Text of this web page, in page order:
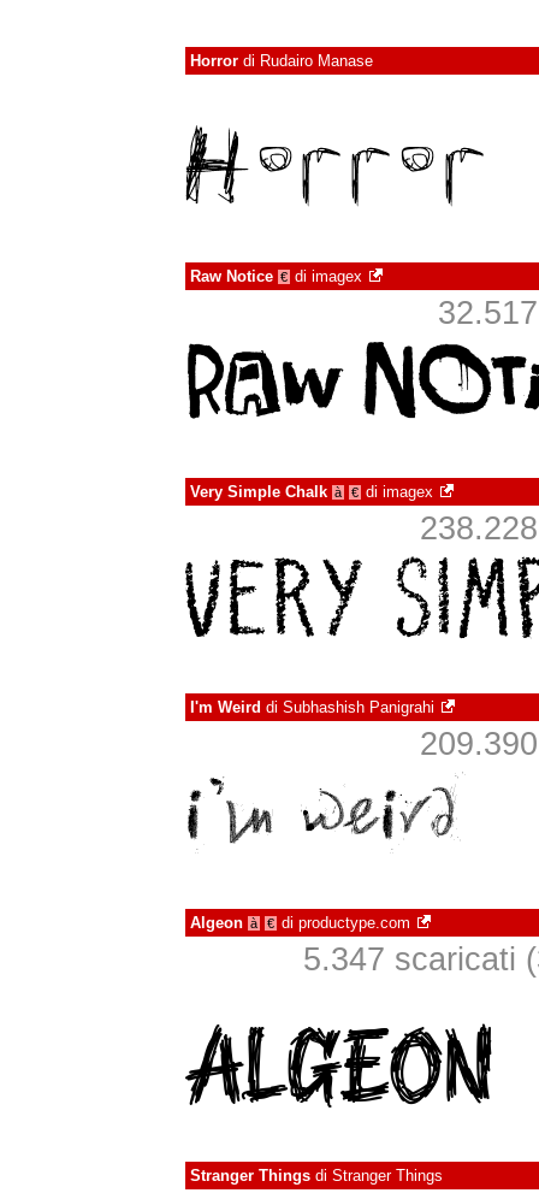
Horror di Rudairo Manase
Raw Notice € di imagex
Very Simple Chalk à € di imagex
I'm Weird di Subhashish Panigrahi
Algeon à € di productype.com
5.347 scaricati
Stranger Things di Stranger Things